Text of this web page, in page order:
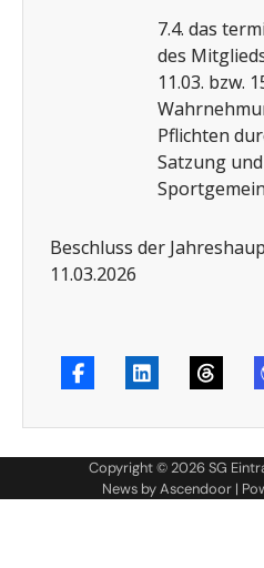
7.4. das
des
11.03. bzw.
Pflichten
Satzung
Beschluss der
11.03.2026
Copyright © 2026SG
News byAscendoor|